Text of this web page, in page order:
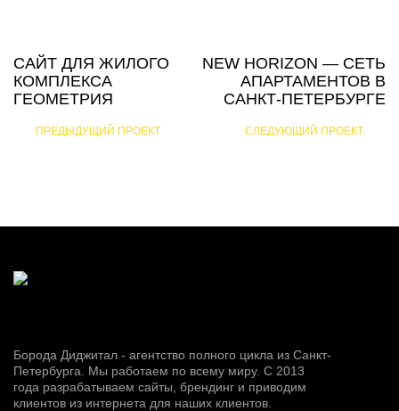
САЙТ ДЛЯ ЖИЛОГО
КОМПЛЕКСА
ГЕОМЕТРИЯ
ПРЕДЫДУЩИЙ ПРОЕКТ
NEW HORIZON — СЕТЬ
АПАРТАМЕНТОВ В
САНКТ-ПЕТЕРБУРГЕ
СЛЕДУЮЩИЙ ПРОЕКТ
Борода Диджитал - агентство полного цикла из Санкт-
Петербурга. Мы работаем по всему миру. С 2013
года разрабатываем сайты, брендинг и приводим
клиентов из интернета для наших клиентов.